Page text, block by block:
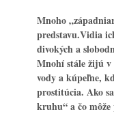
Mnoho
predstavu.Vidia
divokých a
Mnohí stále žijú v
vody a kúpeľne,
prostitúcia. Ako
kruhu“ a čo